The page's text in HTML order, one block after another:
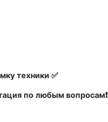
техники ✅
по любым вопросам❗